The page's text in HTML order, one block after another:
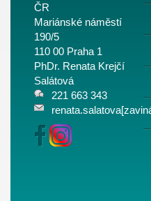
ČR
Mariánské náměstí
190/5
110 00 Praha 1
PhDr. Renata Krejčí
Salátová
221 663 343